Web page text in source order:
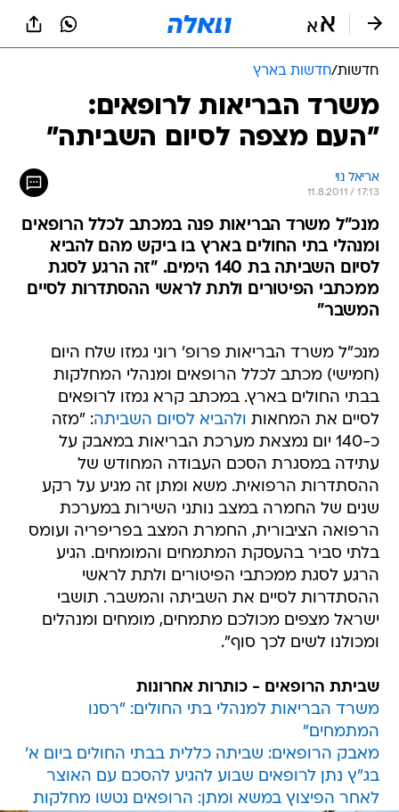
חדשות/חדשות בארץ
משרד הבריאות לרופאים:
"העם מצפה לסיום השביתה"
אריאל נוי
11.8.2011 / 17:13
מנכ"ל משרד הבריאות פנה במכתב לכלל הרופאים
ומנהלי בתי החולים בארץ בו ביקש מהם להביא
לסיום השביתה בת 140 הימים. "זה הרגע לסגת
ממכתבי הפיטורים ולתת לראשי ההסתדרות לסיים
המשבר"
מנכ"ל משרד הבריאות פרופ' רוני גמזו שלח היום
(חמישי) מכתב לכלל הרופאים ומנהלי המחלקות
בבתי החולים בארץ. במכתב קרא גמזו לרופאים
לסיים את המחאות ולהביא לסיום השביתה: "מזה
כ-140 יום נמצאת מערכת הבריאות במאבק על
עתידה במסגרת הסכם העבודה המחודש של
ההסתדרות הרפואית. משא ומתן זה מגיע על רקע
שנים של החמרה במצב נותני השירות במערכת
הרפואה הציבורית, החמרת המצב בפריפריה ועומס
בלתי סביר בהעסקת המתמחים והמומחים. הגיע
הרגע לסגת ממכתבי הפיטורים ולתת לראשי
ההסתדרות לסיים את השביתה והמשבר. תושבי
ישראל מצפים מכולכם מתמחים, מומחים ומנהלים
ומכולנו לשים לכך סוף".
שביתת הרופאים - כותרות אחרונות
משרד הבריאות למנהלי בתי החולים: "רסנו
המתמחים"
מאבק הרופאים: שביתה כללית בבתי החולים ביום א'
בג"ץ נתן לרופאים שבוע להגיע להסכם עם האוצר
לאחר הפיצוץ במשא ומתן: הרופאים נטשו מחלקות